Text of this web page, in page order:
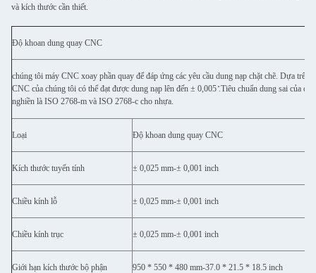
và kích thước cần thiết.
Độ khoan dung quay CNC
chúng tôi máy CNC xoay phần quay để đáp ứng các yêu cầu dung nạp chặt chẽ. Dựa trên
CNC của chúng tôi có thể đạt được dung nạp lên đến ± 0,005 ̊.Tiêu chuẩn dung sai của
nghiền là ISO 2768-m và ISO 2768-c cho nhựa.
Loại Độ khoan dung quay CNC
Kích thước tuyến tính ± 0,025 mm-± 0,001 inch
Chiều kính lỗ ± 0,025 mm-± 0,001 inch
Chiều kính trục ± 0,025 mm-± 0,001 inch
Giới hạn kích thước bộ phận 950 * 550 * 480 mm-37.0 * 21.5 * 18.5 inch